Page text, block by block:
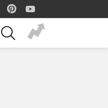
facebook
SEARCH